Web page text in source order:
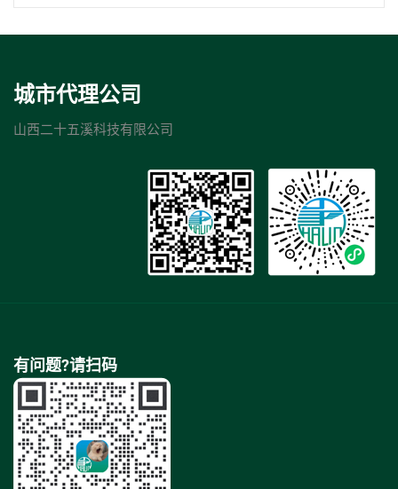
城市代理公司
山西二十五溪科技有限公司
有问题?请扫码